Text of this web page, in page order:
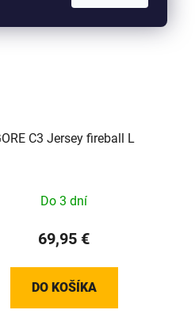
C3 Jersey fireball L
Do 3 dní
69,95 €
DO KOŠÍKA